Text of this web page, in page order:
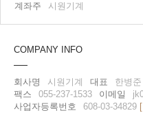
계좌주
시원기계
COMPANY INFO
회사명 시원기계 대표 한병준
팩스
055-237-1533 이메일
사업자등록번호
608-03-34829